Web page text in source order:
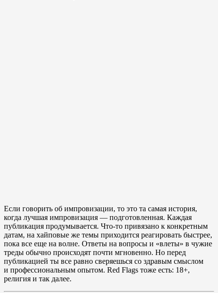
Если говорить об импровизации, то это та самая история,
когда лучшая импровизация — подготовленная. Каждая
публикация продумывается. Что-то привязано к конкретным
датам, на хайповые же темы приходится реагировать быстрее,
пока все еще на волне. Ответы на вопросы и «влеты» в чужие
треды обычно происходят почти мгновенно. Но перед
публикацией ты все равно сверяешься со здравым смыслом
и профессиональным опытом. Red Flags тоже есть: 18+,
религия и так далее.